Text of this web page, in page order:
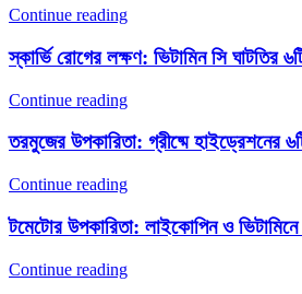
Continue reading
স্কার্ভি রোগের লক্ষণ: ভিটামিন সি ঘাটতির
Continue reading
তরমুজের উপকারিতা: গ্রীষ্মে হাইড্রেশনের
Continue reading
টমেটোর উপকারিতা: লাইকোপিন ও ভিটামিনে
Continue reading